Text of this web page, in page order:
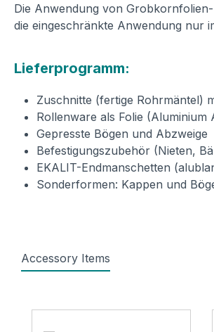
Die Anwendung von
die eingeschränkte Anwendung nur
Lieferprogramm:
Zuschnitte (fertige Rohrmäntel)
Rollenware als Folie (Aluminium
Gepresste Bögen und Abzweige
Befestigungszubehör (Nieten,
EKALIT-Endmanschetten
Sonderformen: Kappen und
Accessory Items